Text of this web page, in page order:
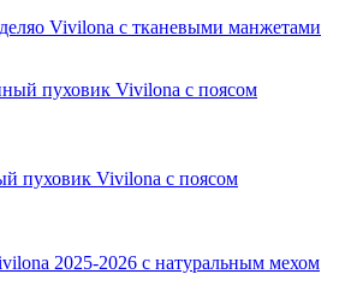
Vivilona с тканевыми манжетами
пуховик Vivilona с поясом